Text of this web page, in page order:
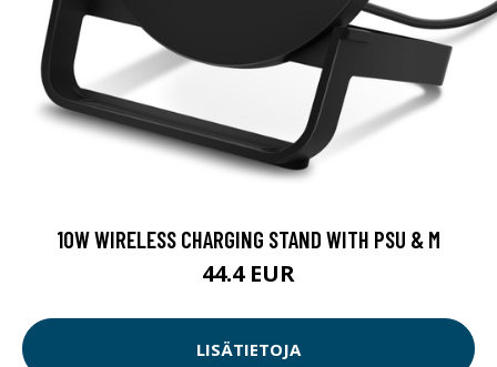
10W WIRELESS CHARGING STAND WITH PSU & M
44.4 EUR
LISÄTIETOJA